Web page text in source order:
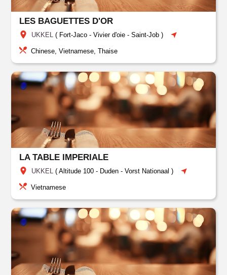
LES BAGUETTES D'OR
UKKEL ( Fort-Jaco - Vivier d'oie - Saint-Job )
Chinese, Vietnamese, Thaise
LA TABLE IMPERIALE
UKKEL (Altitude 100 - Duden - Vorst Nationaal )
Vietnamese